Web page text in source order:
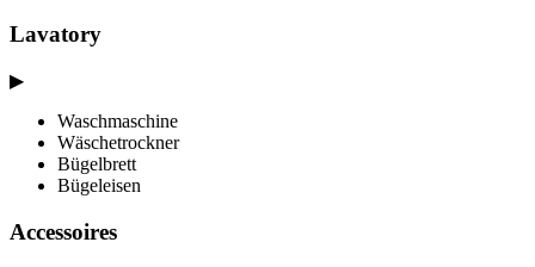
Lavatory
▶
Waschmaschine
Wäschetrockner
Bügelbrett
Bügeleisen
Accessoires